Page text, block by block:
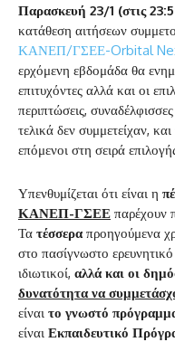
Παρασκευή 23/1 (στις
κατάθεση αιτήσεων
ΚΑΝΕΠ/ΓΣΕΕ-Orbital
ερχόμενη εβδομάδα θα
επιτυχόντες αλλά και οι
περιπτώσεις,
τελικά δεν συμμετείχαν,
επόμενοι στη σειρά
Υπενθυμίζεται ότι είναι η
ΚΑΝΕΠ-ΓΣΕΕ παρέχουν
Τα τέσσεραπροηγούμενα
στο πασίγνωστο
ιδιωτικοί, αλλά και οι
δυνατότητα να
είναι το γνωστό
είναι Εκπαιδευτικό